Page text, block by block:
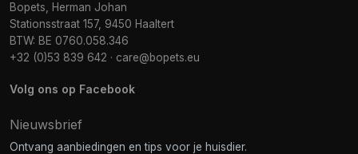
Bopets, Herman Johan
Stationsstraat 157, 9450 Haaltert
BTW: BE 0760.058.346
+32 (0)53 839 642 · care@bopets.eu
Volg ons op Facebook
Nieuwsbrief
Ontvang aanbiedingen en tips voor je huisdier.